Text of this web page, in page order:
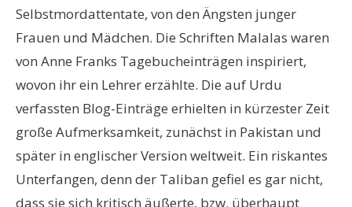
Selbstmordattentate, von den Ängsten junger
Frauen und Mädchen. Die Schriften Malalas waren
von Anne Franks Tagebucheinträgen inspiriert,
wovon ihr ein Lehrer erzählte. Die auf Urdu
verfassten Blog-Einträge erhielten in kürzester Zeit
große Aufmerksamkeit, zunächst in Pakistan und
später in englischer Version weltweit. Ein riskantes
Unterfangen, denn der Taliban gefiel es gar nicht,
dass sie sich kritisch äußerte, bzw. überhaupt